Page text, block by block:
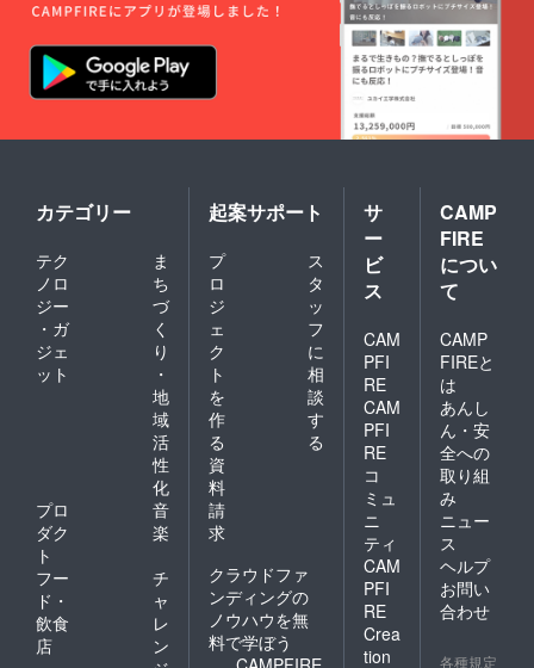
カテゴリー
テク
ノロ
ジー
・ガ
ジェ
ット
ま
ち
づ
く
り
・
地
域
活
性
化
プロ
ダク
ト
音
楽
フー
ド・
飲食
店
チ
ャ
レ
ン
起案サポート
プ
ロ
ジ
ェ
ク
ト
を
作
る
ス
タ
ッ
フ
に
相
談
す
る
資
料
請
求
クラウドファ
ンディングの
ノウハウを無
料で学ぼう
サ
ー
ビ
ス
CAM
PFI
RE
CAM
PFI
RE
コ
ミュ
ニ
ティ
CAM
PFI
RE
Crea
tion
CAMP
FIRE
につい
て
CAMP
FIREと
は
あんし
ん・安
全への
取り組
み
ニュー
ス
ヘルプ
お問い
合わせ
各種規定